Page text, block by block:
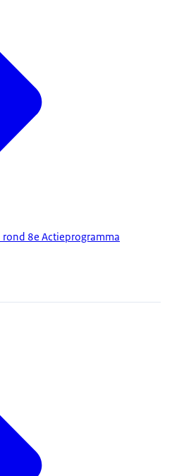
8e Actieprogramma